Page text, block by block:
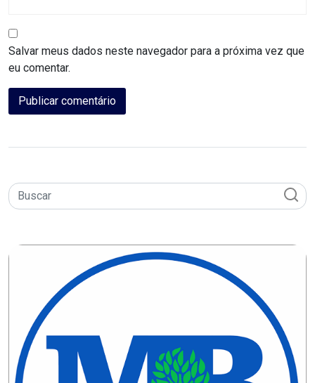
MUNDO
DE
ROSA
CURSINHO
PREPARATÓRIO
DEMISSÕES
DESCASO
Salvar meus dados neste navegador para a próxima vez que
eu comentar.